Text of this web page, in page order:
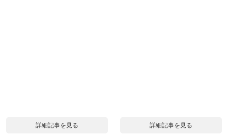
詳細記事を見る 詳細記事を見る